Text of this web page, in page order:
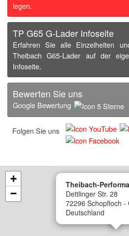
legen.
TP G65 G-Lader Infoseite
Erfahren Sie alle Einzelheiten
Theibach G65-Lader auf der
Infoseite.
Bewerten Sie uns
Google Bewertung
Folgen Sie uns
Theibach-
Dettlinger Str. 28
72296 Schopfloch -
Deutschland
+
−